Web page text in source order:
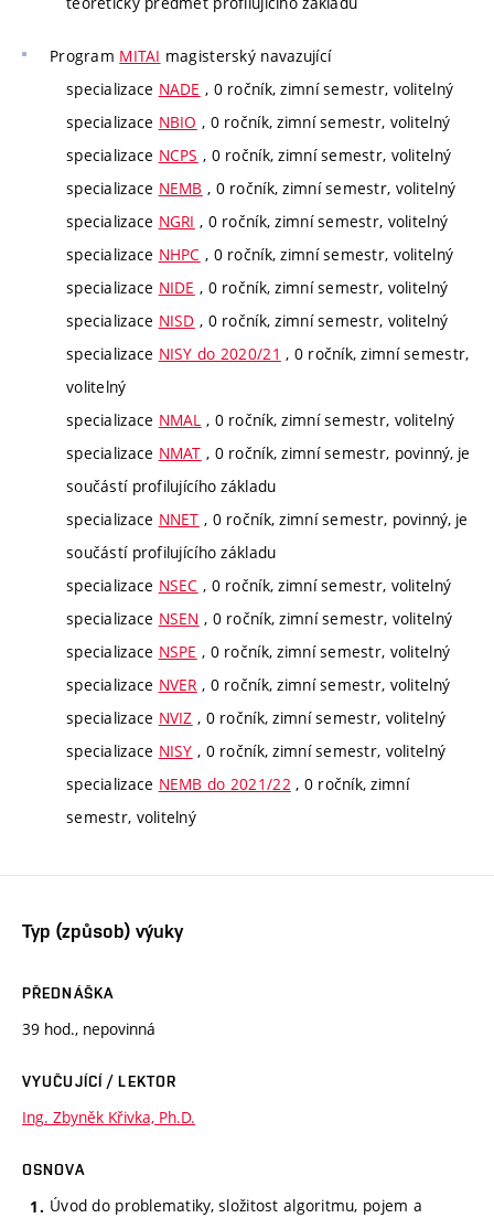
Program MITAI magisterský navazující
specializace NADE , 0 ročník, zimní semestr, volitelný
specializace NBIO , 0 ročník, zimní semestr, volitelný
specializace NCPS , 0 ročník, zimní semestr, volitelný
specializace NEMB , 0 ročník, zimní semestr, volitelný
specializace NGRI , 0 ročník, zimní semestr, volitelný
specializace NHPC , 0 ročník, zimní semestr, volitelný
specializace NIDE , 0 ročník, zimní semestr, volitelný
specializace NISD , 0 ročník, zimní semestr, volitelný
specializace NISY do 2020/21 , 0 ročník, zimní semestr,
volitelný
specializace NMAL , 0 ročník, zimní semestr, volitelný
specializace NMAT , 0 ročník, zimní semestr, povinný, je
součástí profilujícího základu
specializace NNET , 0 ročník, zimní semestr, povinný, je
součástí profilujícího základu
specializace NSEC , 0 ročník, zimní semestr, volitelný
specializace NSEN , 0 ročník, zimní semestr, volitelný
specializace NSPE , 0 ročník, zimní semestr, volitelný
specializace NVER , 0 ročník, zimní semestr, volitelný
specializace NVIZ , 0 ročník, zimní semestr, volitelný
specializace NISY , 0 ročník, zimní semestr, volitelný
specializace NEMB do 2021/22 , 0 ročník, zimní
semestr, volitelný
Typ (způsob) výuky
PŘEDNÁŠKA
39 hod., nepovinná
VYUČUJÍCÍ / LEKTOR
Ing. Zbyněk Křivka, Ph.D.
OSNOVA
Úvod do problematiky, složitost algoritmu, pojem a